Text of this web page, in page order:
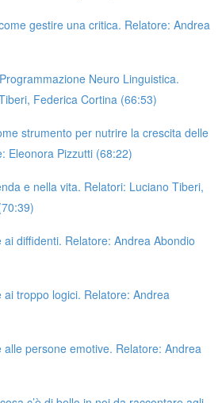
gestire una critica. Relatore: Andrea
Neuro Linguistica.
Federica Cortina (66:53)
strumento per nutrire la crescita delle
Eleonora Pizzutti (68:22)
e nella vita. Relatori: Luciano Tiberi,
diffidenti. Relatore: Andrea Abondio
ai troppo logici. Relatore: Andrea
alle persone emotive. Relatore: Andrea